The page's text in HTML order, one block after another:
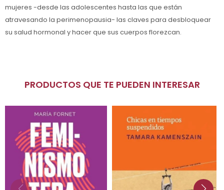
mujeres -desde las adolescentes hasta las que están
atravesando la perimenopausia- las claves para desbloquear
su salud hormonal y hacer que sus cuerpos florezcan.
PRODUCTOS QUE TE PUEDEN INTERESAR